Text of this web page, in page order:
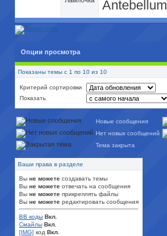
Antebellum
Опции просмотра
Показаны темы с 1 по 10 из 10
Критерий сортировки
Показать
Новые сообщения
Нет новых сообщений
Тема закрыта
Ваши права в разделе
Вы не можете создавать темы
Вы не можете отвечать на сообщения
Вы не можете прикреплять файлы
Вы не можете редактировать сообщения
BB коды Вкл.
Смайлы Вкл.
[IMG] код Вкл.